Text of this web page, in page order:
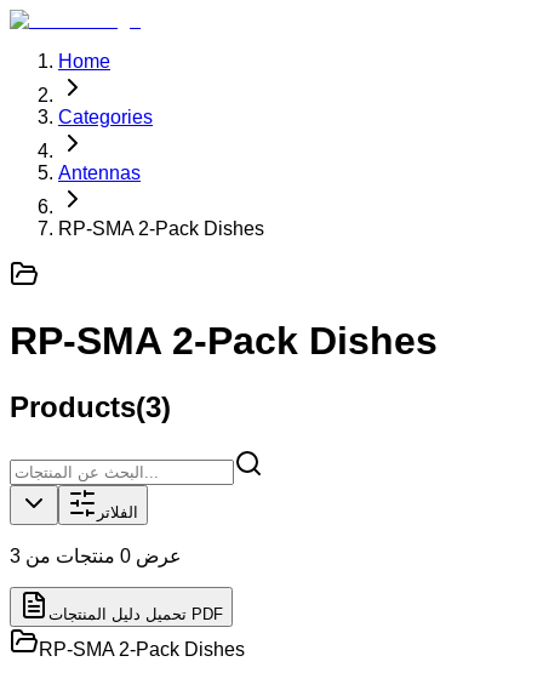
Home
Categories
Antennas
RP-SMA 2-Pack Dishes
RP-SMA 2-Pack Dishes
Products(3)
الفلاتر
عرض 0 منتجات من 3
تحميل دليل المنتجات PDF
RP-SMA 2-Pack Dishes